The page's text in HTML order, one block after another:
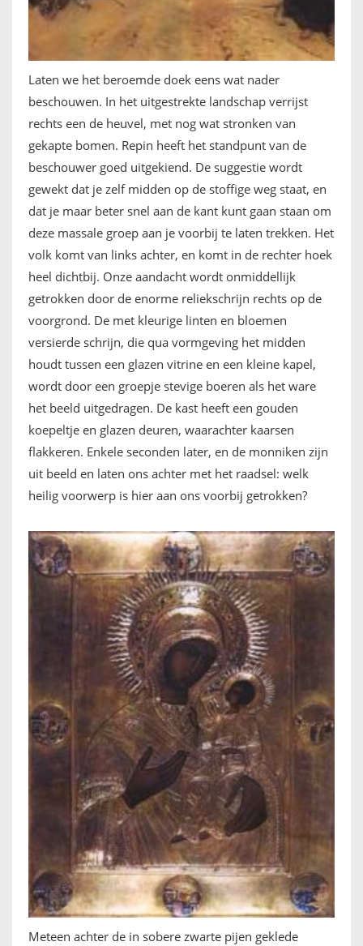
Laten we het beroemde doek eens wat nader
beschouwen. In het uitgestrekte landschap verrijst
rechts een de heuvel, met nog wat stronken van
gekapte bomen. Repin heeft het standpunt van de
beschouwer goed uitgekiend. De suggestie wordt
gewekt dat je zelf midden op de stoffige weg staat, en
dat je maar beter snel aan de kant kunt gaan staan om
deze massale groep aan je voorbij te laten trekken. Het
volk komt van links achter, en komt in de rechter hoek
heel dichtbij. Onze aandacht wordt onmiddellijk
getrokken door de enorme reliekschrijn rechts op de
voorgrond. De met kleurige linten en bloemen
versierde schrijn, die qua vormgeving het midden
houdt tussen een glazen vitrine en een kleine kapel,
wordt door een groepje stevige boeren als het ware
het beeld uitgedragen. De kast heeft een gouden
koepeltje en glazen deuren, waarachter kaarsen
flakkeren. Enkele seconden later, en de monniken zijn
uit beeld en laten ons achter met het raadsel: welk
heilig voorwerp is hier aan ons voorbij getrokken?
Meteen achter de in sobere zwarte pijen geklede